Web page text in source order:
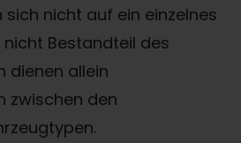
sich nicht auf ein einzelnes
Bestandteil des
dienen allein
zwischen den